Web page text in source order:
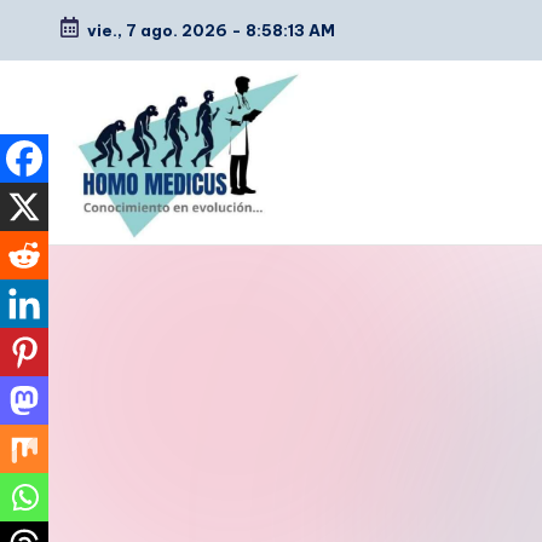
Saltar
contenido
vie., 7 ago. 2026 - 8:58:14 AM